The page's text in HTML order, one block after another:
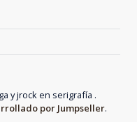
y jrock en serigrafía .
por Jumpseller.